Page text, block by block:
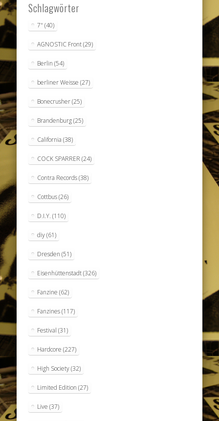
Schlagwörter
7" (40)
AGNOSTIC Front(29)
Berlin (54)
berliner Weisse (27)
Bonecrusher(25)
Brandenburg(25)
California (38)
COCK SPARRER (24)
Contra Records(38)
Cottbus(26)
D.I.Y. (110)
diy(61)
Dresden (51)
Eisenhüttenstadt(326)
Fanzine (62)
Fanzines(117)
Festival (31)
Hardcore (227)
High Society(32)
Limited Edition (27)
Live (37)